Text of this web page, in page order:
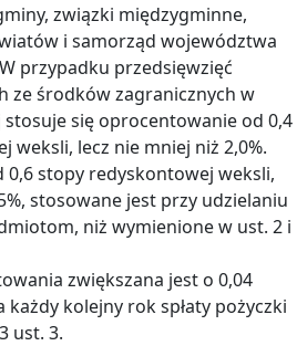
związki międzygminne,
i samorząd województwa
przypadku przedsięwzięć
ze środków zagranicznych w
się oprocentowanie od 0,4
weksli, lecz nie mniej niż 2,0%.
stopy redyskontowej weksli,
stosowane jest przy udzielaniu
niż wymienione w ust. 2 i
zwiększana jest o 0,04
kolejny rok spłaty pożyczki
ust. 3.